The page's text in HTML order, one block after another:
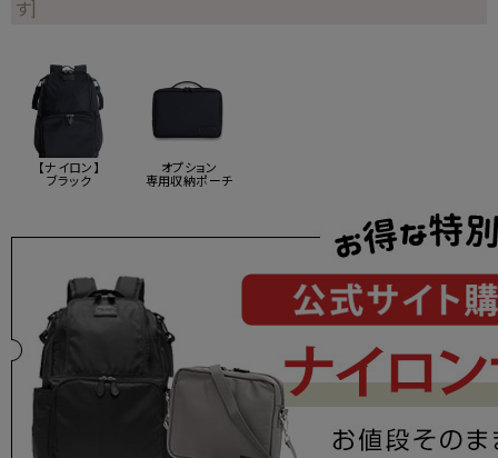
す]
【ナイロン】
ブラック
オプション
専用収納ポーチ